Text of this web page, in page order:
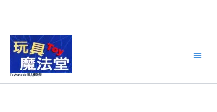
ToyMahodo 玩具魔法堂